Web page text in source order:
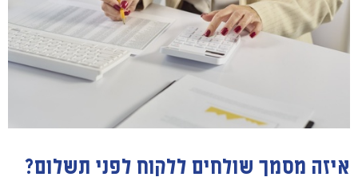
איזה מסמך שולחים ללקוח לפני תשלום?